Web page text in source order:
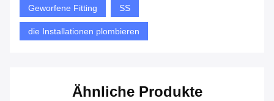
Geworfene Fitting SS
die Installationen plombieren
Ähnliche Produkte